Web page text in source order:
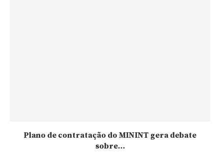
Plano de contratação do MININT gera debate
sobre...